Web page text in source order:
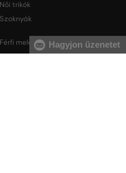
Női trikók
Szoknyák
Férfi melegítőfelsőkHagyjon üzenetet